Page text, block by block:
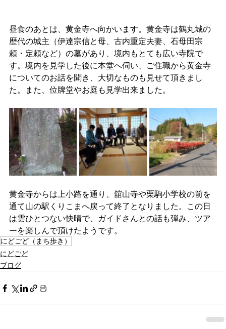
昼食のあとは、黄金寺へ向かいます。黄金寺は鶴丸城の
歴代の城主（伊達宗信と母、古内重定夫妻、石母田宗
頼・定頼など）の墓があり、境内もとても広い寺院で
す。境内を見学した後に本堂へ伺い、ご住職から黄金寺
についてのお話を聞き、大切なものも見せて頂きまし
た。また、位牌堂やお庭も見学出来ました。
黄金寺からは上小路を通り、舘山寺や栗駒小学校の前を
通て山の駅くりこまへ戻って終了となりました。この日
は雲ひとつない快晴で、ガイドさんとの話も弾み、ツア
ーを楽しんで頂けたようです。
にどごど（まち歩き）
にどごど
ブログ